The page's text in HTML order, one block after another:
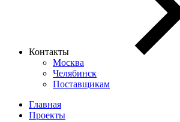
Контакты
Москва
Челябинск
Поставщикам
Главная
Проекты